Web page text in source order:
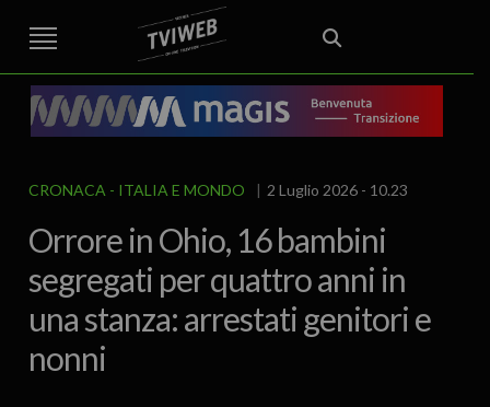
STREET TG CRONACA VENETO
VICENZA E PROVINCIA
AREA BERICA
ECONOMIA ATTUALITA’ POLITICA
EDITORIALE ITALIA E MONDO CURIOSITÀ – LIFESTYLE
CULTURA ARTE
SPORT
IL GRAFFIO FOOD & DRINK
CRONACA ITALIA E MONDO 2 Luglio 2026 - 10.23
Orrore in Ohio, 16 bambini
segregati per quattro anni in
una stanza: arrestati genitori e
nonni